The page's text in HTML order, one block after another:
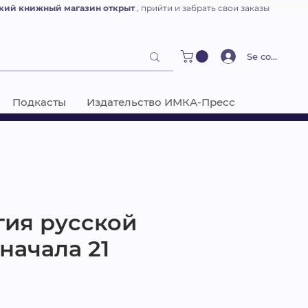
Se connecter
Подкасты Издательство ИМКА-Пресс
русской
21
книжный магазин открыт , прийти и забрать свои заказы